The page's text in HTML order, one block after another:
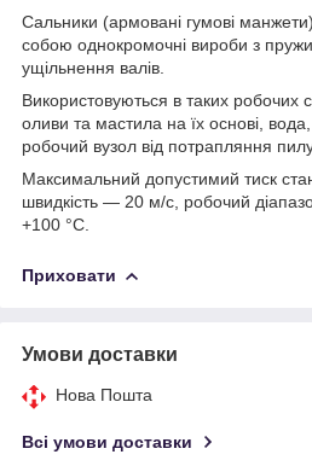
Сальники (армовані гумові
собою однокромочні вироби з
ущільнення валів.
Використовуються в таких робочих
оливи та мастила на їх основі,
робочий вузол від потрапляння пилу
Максимальний допустимий тиск
швидкість — 20 м/с, робочий
+100 °C.
Приховати
Умови доставки
Нова Пошта
Всі умови доставки